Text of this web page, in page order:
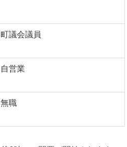
町議会議員
自営業
無職